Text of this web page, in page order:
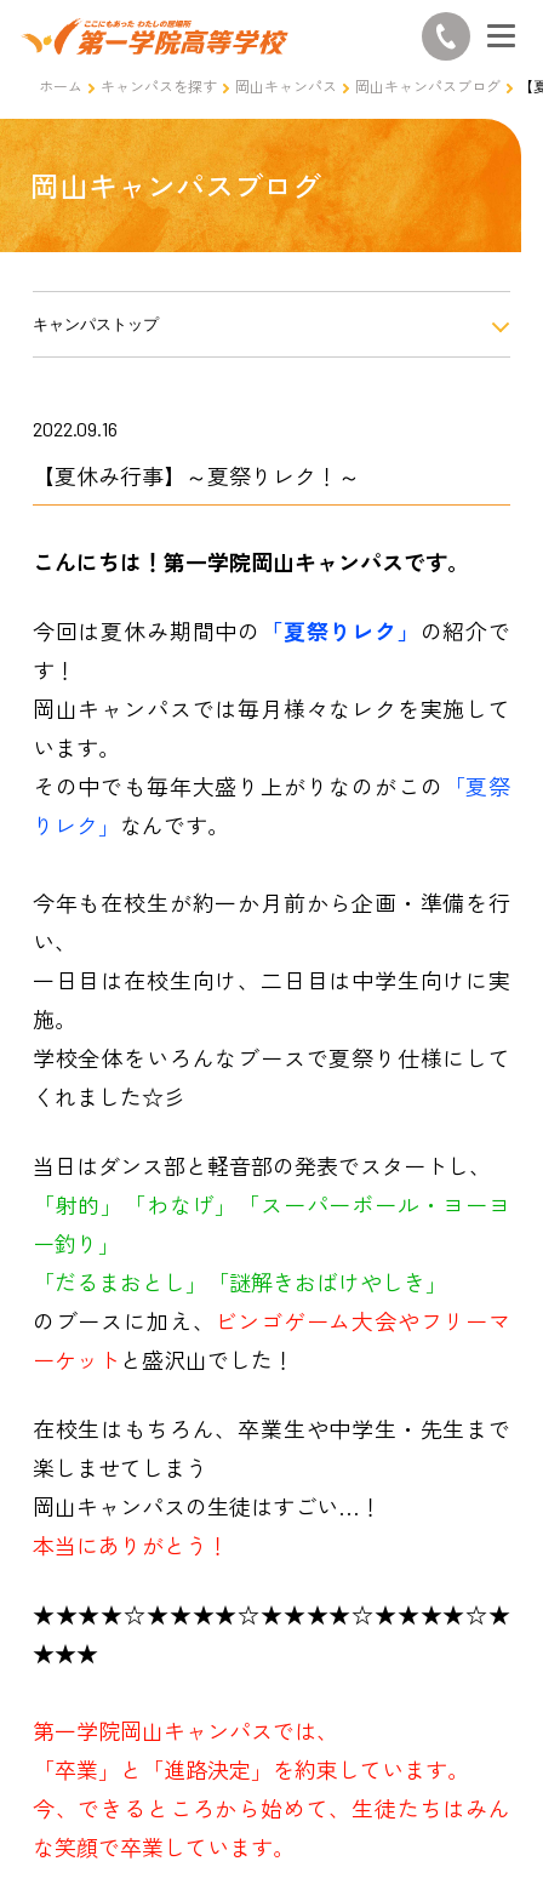
ホーム キャンパスを探す 岡山キャンパス 岡山キャンパスブログ
岡山キャンパスブログ
キャンパストップ
2022.09.16
【夏休み行事】～夏祭りレク！～
こんにちは！第一学院岡山キャンパスです。
今回は夏休み期間中の 「夏祭りレク」 の紹介で
す！
岡山キャンパスでは毎月様々なレクを実施して
います。
その中でも毎年大盛り上がりなのがこの 「夏祭
りレク」 なんです。
今年も在校生が約一か月前から企画・準備を行
い、
一日目は在校生向け、二日目は中学生向けに実
施。
学校全体をいろんなブースで夏祭り仕様にして
くれました☆彡
当日はダンス部と軽音部の発表でスタートし、
「射的」「わなげ」「スーパーボール・ヨーヨ
ー釣り」
「だるまおとし」「謎解きおばけやしき」
のブースに加え、
ビンゴゲーム大会やフリーマ
ーケット と盛沢山でした！
在校生はもちろん、卒業生や中学生・先生まで
楽しませてしまう
岡山キャンパスの生徒はすごい…！
本当にありがとう！
★★★★☆★★★★☆★★★★☆★★★★☆★
★★★
第一学院岡山キャンパスでは、
「卒業」と「進路決定」を約束しています。
今、できるところから始めて、生徒たちはみん
な笑顔で卒業しています。